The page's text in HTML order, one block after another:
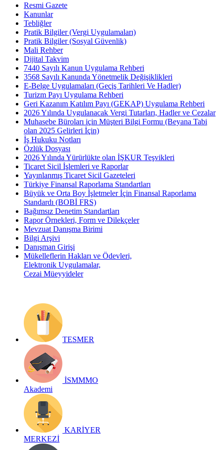
Resmi Gazete
Kanunlar
Tebliğler
Pratik Bilgiler (Vergi Uygulamaları)
Pratik Bilgiler (Sosyal Güvenlik)
Mali Rehber
Dijital Takvim
7440 Sayılı Kanun Uygulama Rehberi
3568 Sayılı Kanunda Yönetmelik Değişiklikleri
E-Belge Uygulamaları (Geçiş Tarihleri Ve Hadler)
Turizm Payı Uygulama Rehberi
Geri Kazanım Katılım Payı (GEKAP) Uygulama Rehberi
2026 Yılında Uygulanacak Vergi Tutarları, Hadler ve Cezalar
Muhasebe Büroları için Müşteri Bilgi Formu (Beyana Tabi
olan 2025 Gelirleri İçin)
İş Hukuku Notları
Özlük Dosyası
2026 Yılında Yürürlükte olan İŞKUR Teşvikleri
Ticaret Sicil İşlemleri ve Raporlar
Yayınlanmış Ticaret Sicil Gazeteleri
Türkiye Finansal Raporlama Standartları
Büyük ve Orta Boy İşletmeler İçin Finansal Raporlama
Standardı (BOBİ FRS)
Bağımsız Denetim Standartları
Rapor Örnekleri, Form ve Dilekçeler
Mevzuat Danışma Birimi
Bilgi Arşivi
Danışman Girişi
Mükelleflerin Hakları ve Ödevleri,
Elektronik Uygulamalar,
Cezai Müeyyideler
TESMER
İSMMMO
Akademi
KARİYER
MERKEZİ